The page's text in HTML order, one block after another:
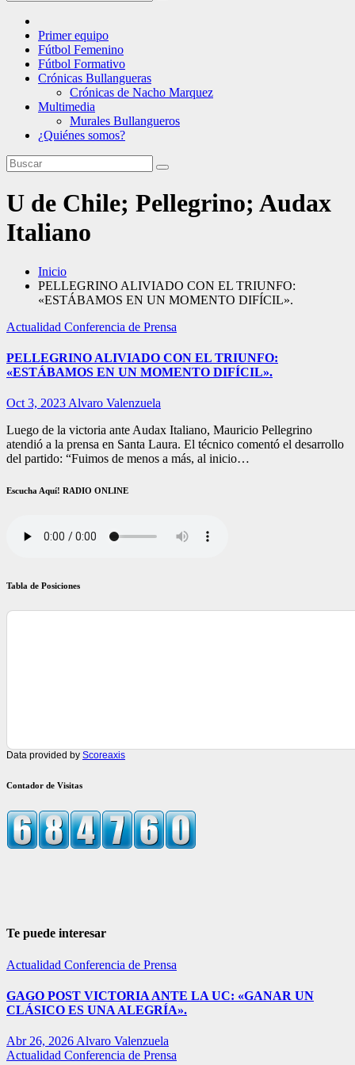
Primer equipo
Fútbol Femenino
Fútbol Formativo
Crónicas Bullangueras
Crónicas de Nacho Marquez
Multimedia
Murales Bullangueros
¿Quiénes somos?
U de Chile; Pellegrino; Audax
Italiano
Inicio
PELLEGRINO ALIVIADO CON EL TRIUNFO:
«ESTÁBAMOS EN UN MOMENTO DIFÍCIL».
Actualidad Conferencia de Prensa
PELLEGRINO ALIVIADO CON EL TRIUNFO:
«ESTÁBAMOS EN UN MOMENTO DIFÍCIL».
Oct 3, 2023Alvaro Valenzuela
Luego de la victoria ante Audax Italiano, Mauricio Pellegrino
atendió a la prensa en Santa Laura. El técnico comentó el desarrollo
del partido: “Fuimos de menos a más, al inicio…
Escucha Aquí! RADIO ONLINE
Tabla de Posiciones
Data provided by Scoreaxis
Contador de Visitas
Te puede interesar
Actualidad Conferencia de Prensa
GAGO POST VICTORIA ANTE LA UC: «GANAR UN
CLÁSICO ES UNA ALEGRÍA».
Abr 26, 2026 Alvaro Valenzuela
Actualidad Conferencia de Prensa